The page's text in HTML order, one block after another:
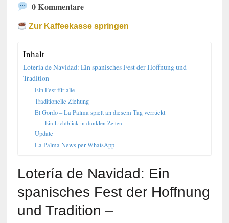
0 Kommentare
Zur Kaffeekasse springen
Inhalt
Lotería de Navidad: Ein spanisches Fest der Hoffnung und
Tradition –
Ein Fest für alle
Traditionelle Ziehung
El Gordo – La Palma spielt an diesem Tag verrückt
Ein Lichtblick in dunklen Zeiten
Update
La Palma News per WhatsApp
Lotería de Navidad: Ein
spanisches Fest der Hoffnung
und Tradition –